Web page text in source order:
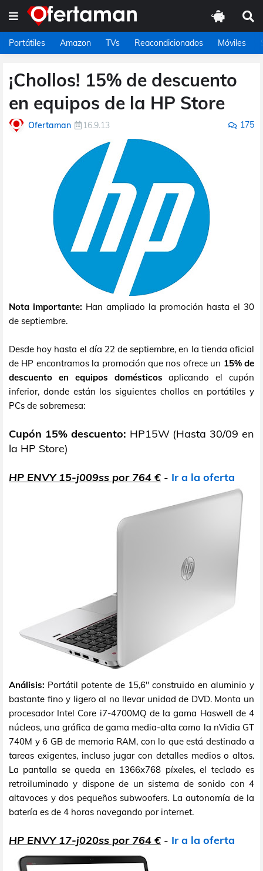
Portátiles Amazon TVs Reacondicionados Móviles
¡Chollos! 15% de descuento
en equipos de la HP Store
Ofertaman 16.9.13 175
Nota importante: Han ampliado la promoción hasta el 30
de septiembre.
Desde hoy hasta el día 22 de septiembre, en la tienda oficial
de HP encontramos la promoción que nos ofrece un 15% de
descuento en equipos domésticos aplicando el cupón
inferior, donde están los siguientes chollos en portátiles y
PCs de sobremesa:
Cupón 15% descuento: HP15W (Hasta 30/09 en
la HP Store)
HP ENVY 15-j009ss por 764 € - Ir a la oferta
Análisis: Portátil potente de 15,6" construido en aluminio y
bastante fino y ligero al no llevar unidad de DVD. Monta un
procesador Intel Core i7-4700MQ de la gama Haswell de 4
núcleos, una gráfica de gama media-alta como la nVidia GT
740M y 6 GB de memoria RAM, con lo que está destinado a
tareas exigentes, incluso jugar con detalles medios o altos.
La pantalla se queda en 1366x768 píxeles, el teclado es
retroiluminado y dispone de un sistema de sonido con 4
altavoces y dos pequeños subwoofers. La autonomía de la
batería es de 4 horas navegando por internet.
HP ENVY 17-j020ss por 764 € - Ir a la oferta